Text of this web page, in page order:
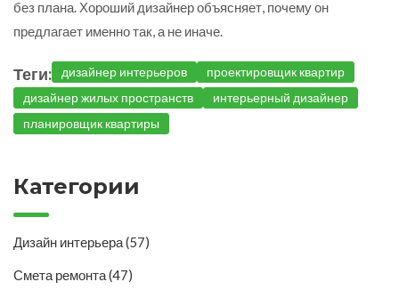
без плана. Хороший дизайнер объясняет, почему он
предлагает именно так, а не иначе.
Теги: дизайнер интерьеров
проектировщик квартир
дизайнер жилых пространств
интерьерный дизайнер
планировщик квартиры
Категории
Дизайн интерьера(57)
Смета ремонта(47)